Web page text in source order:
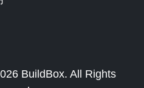
BuildBox. All Rights